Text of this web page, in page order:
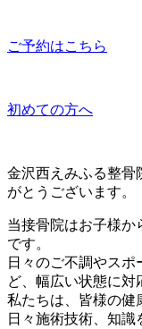
ご予約はこちら
初めての方へ
金沢西えみふる整骨
がとうございます。
当接骨院はお子様か
です。
日々のご不調やス
ど、幅広い状態に対
私たちは、皆様の健
日々施術技術、知